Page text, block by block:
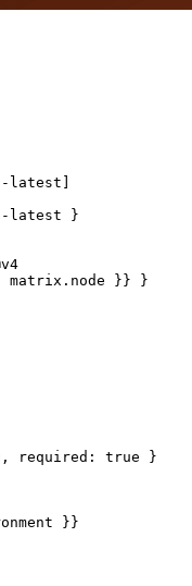
latest]
latest }
matrix.node }} }
required: true }
}}